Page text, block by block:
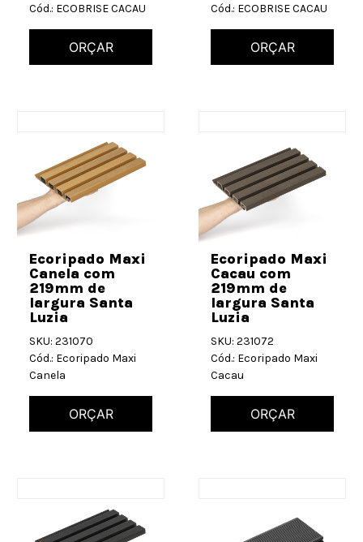
Cód.: ECOBRISE CACAU
ORÇAR
Cód.: ECOBRISE CACAU
ORÇAR
Ecoripado Maxi
Canela com
219mm de
largura Santa
Luzia
SKU: 231070
Cód.: Ecoripado Maxi
Canela
ORÇAR
Ecoripado Maxi
Cacau com
219mm de
largura Santa
Luzia
SKU: 231072
Cód.: Ecoripado Maxi
Cacau
ORÇAR